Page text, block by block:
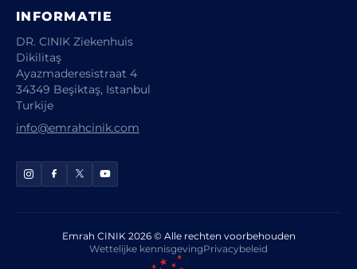
INFORMATIE
DR. CINIK Ziekenhuis
Dikilitaş
Ayazmaderesistraat 4
34349 Beşiktaş, Istanbul
Turkije
info@emrahcinik.com
Emrah CINIK 2026 © Alle rechten voorbehouden
Wettelijke kennisgevingPrivacybeleid